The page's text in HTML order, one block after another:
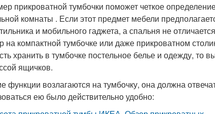
прикроватной тумбочки поможет четкое
комнаты . Если этот предмет мебели
и мобильного гаджета, а спальня не
компактной тумбочке или даже прикроватном
хранить в тумбочке постельное белье и одежду, то
ящичков.
функции возлагаются на тумбочку, она должна
ею было действительно удобно: